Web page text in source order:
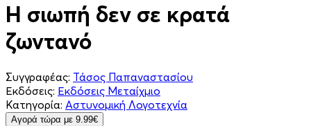
Η σιωπή δεν σε κρατά
ζωντανό
Συγγραφέας: Τάσος Παπαναστασίου
Εκδόσεις: Εκδόσεις Μεταίχμιο
Κατηγορία: Αστυνομική Λογοτεχνία
Aγορά τώρα με 9.99€